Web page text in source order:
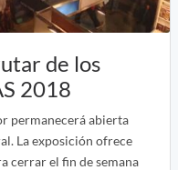
de los
2018
permanecerá abierta
La exposición ofrece
cerrar el fin de semana